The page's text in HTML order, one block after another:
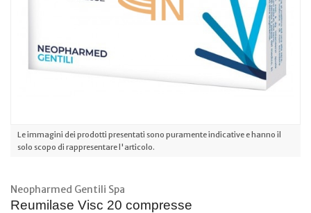
Le immagini dei prodotti presentati sono puramente indicative e hanno il
solo scopo di rappresentare l'articolo.
Neopharmed Gentili Spa
Reumilase Visc 20 compresse